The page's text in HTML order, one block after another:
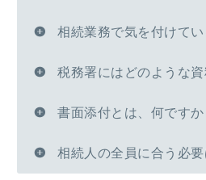
相続業務で気を付けてい
税務署にはどのような資
書面添付とは、何ですか
相続人の全員に合う必要